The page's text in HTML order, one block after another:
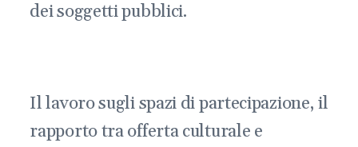
dei soggetti pubblici.
Il lavoro sugli spazi di partecipazione, il
rapporto tra offerta culturale e